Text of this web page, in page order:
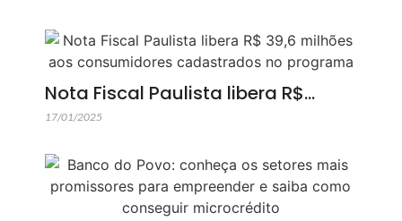
Nota Fiscal Paulista libera R$…
17/01/2025